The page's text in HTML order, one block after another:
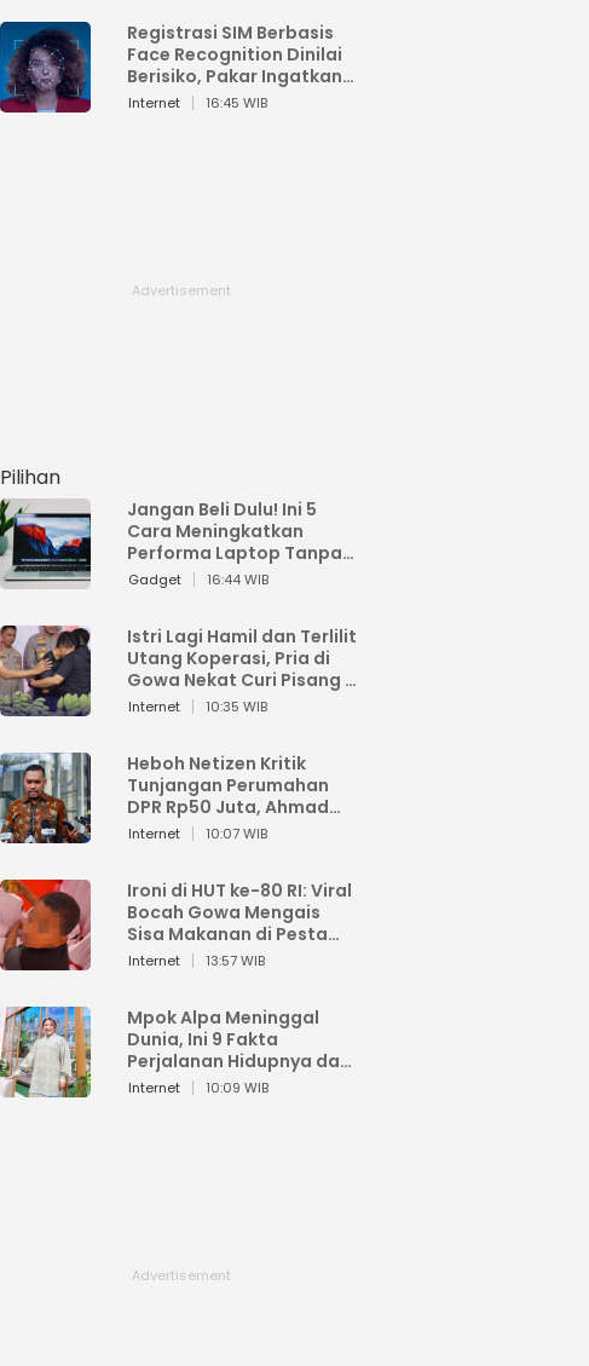
Registrasi SIM Berbasis
Face Recognition Dinilai
Berisiko, Pakar Ingatkan
Ancaman Privasi dan
Internet 16:45 WIB
Pilihan
Jangan Beli Dulu! Ini 5
Cara Meningkatkan
Performa Laptop Tanpa
Harus Beli Baru
Gadget 16:44 WIB
Istri Lagi Hamil dan Terlilit
Utang Koperasi, Pria di
Gowa Nekat Curi Pisang 4
Tandan Milik Tetangga,
Internet 10:35 WIB
Heboh Netizen Kritik
Tunjangan Perumahan
DPR Rp50 Juta, Ahmad
Sahroni: Enggak Senang
Internet 10:07 WIB
Ironi di HUT ke-80 RI: Viral
Bocah Gowa Mengais
Sisa Makanan di Pesta
Kemerdekaan
Internet 13:57 WIB
Mpok Alpa Meninggal
Dunia, Ini 9 Fakta
Perjalanan Hidupnya dari
Viral hingga Puncak
Internet 10:09 WIB